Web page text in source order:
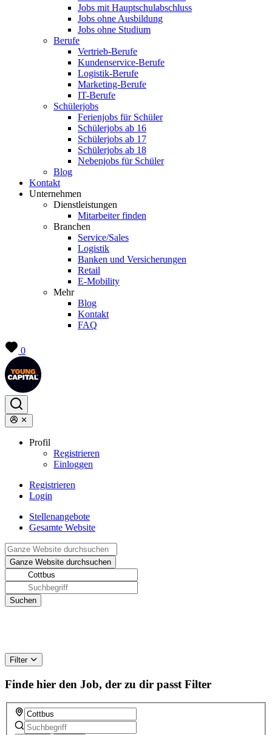
Jobs mit Hauptschulabschluss
Jobs ohne Ausbildung
Jobs ohne Studium
Berufe
Vertrieb-Berufe
Kundenservice-Berufe
Logistik-Berufe
Marketing-Berufe
IT-Berufe
Schülerjobs
Ferienjobs für Schüler
Schülerjobs ab 16
Schülerjobs ab 17
Schülerjobs ab 18
Nebenjobs für Schüler
Blog
Kontakt
Unternehmen
Dienstleistungen
Mitarbeiter finden
Branchen
Service/Sales
Logistik
Banken und Versicherungen
Retail
E-Mobility
Mehr
Blog
Kontakt
FAQ
0
Profil
Registrieren
Einloggen
Registrieren
Login
Stellenangebote
Gesamte Website
Filter
Finde hier den Job, der zu dir passt Filter